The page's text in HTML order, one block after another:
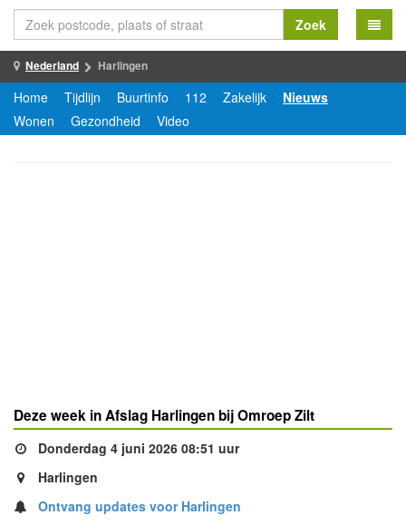
Zoek
Nederland Harlingen
Home Tijdlijn Buurtinfo 112 Zakelijk
Nieuws
Wonen
Gezondheid Video
Deze week in Afslag Harlingen bij Omroep Zilt
Donderdag 4 juni 2026 08:51 uur
Harlingen
Ontvang updates voor Harlingen